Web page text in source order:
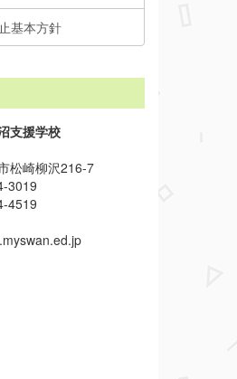
基本方針
支援学校
松崎柳沢216-7
3019
4519